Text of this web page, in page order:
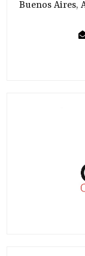
Buenos Aires,